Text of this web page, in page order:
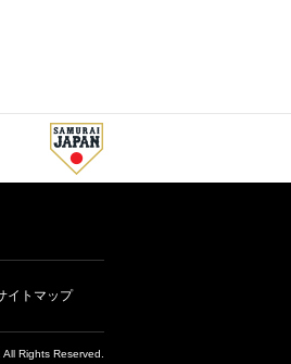
イトマップ
Rights Reserved.